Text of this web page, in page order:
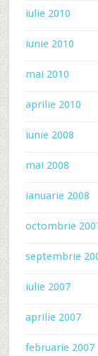
iulie 2010
iunie 2010
mai 2010
aprilie 2010
iunie 2008
mai 2008
ianuarie 2008
octombrie
septembrie
iulie 2007
aprilie 2007
februarie 2007